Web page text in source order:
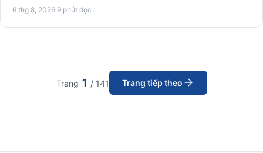
6 thg 8, 2026·9 phút đọc
Trang 1 / 141 Trang tiếp theo